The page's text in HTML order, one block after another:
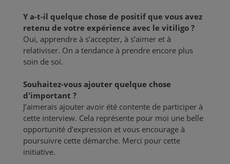
Y a-t-il quelque chose de positif que vous avez
retenu de votre expérience avec le vitiligo ?
Oui, apprendre à s’accepter, à s’aimer et à
relativiser. On a tendance à prendre encore plus
soin de soi.
Souhaitez-vous ajouter quelque chose
d'important ?
J’aimerais ajouter avoir été contente de participer à
cette interview. Cela représente pour moi une belle
opportunité d’expression et vous encourage à
poursuivre cette démarche. Merci pour cette
initiative.